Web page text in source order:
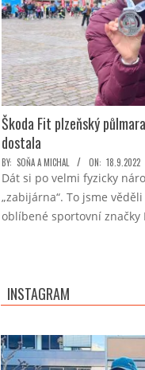
Škoda Fit plzeňský
dostala
2022-
09-
18
BY: SOŇA A MICHAL ON: 18.9.2022
Dát si po velmi fyzicky
„zabijárna“. To jsme
oblíbené sportovní značky
INSTAGRAM